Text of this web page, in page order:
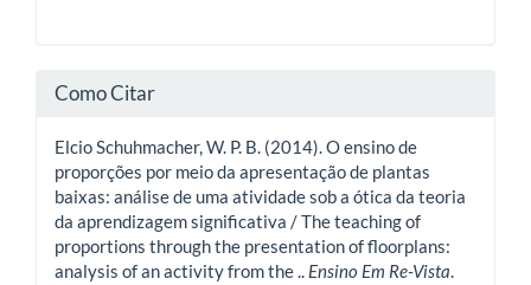
Como Citar
Elcio Schuhmacher, W. P. B. (2014). O ensino de
proporções por meio da apresentação de plantas
baixas: análise de uma atividade sob a ótica da teoria
da aprendizagem significativa / The teaching of
proportions through the presentation of floorplans:
analysis of an activity from the .. Ensino Em Re-Vista